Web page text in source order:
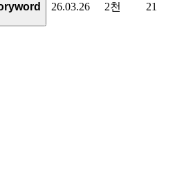
26.03.26 2천 21